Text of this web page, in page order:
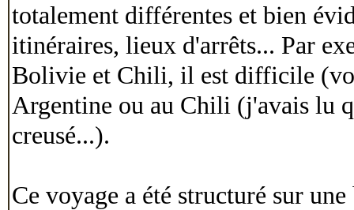
totalement différentes et bien
itinéraires, lieux d'arrêts... Par
Bolivie et Chili, il est difficile
Argentine ou au Chili (j'avais lu
creusé...).
Ce voyage a été structuré sur